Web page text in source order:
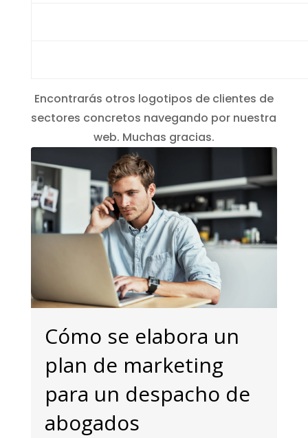
Encontrarás otros logotipos de clientes de
sectores concretos navegando por nuestra
web. Muchas gracias.
Cómo se elabora un
plan de marketing
para un despacho de
abogados